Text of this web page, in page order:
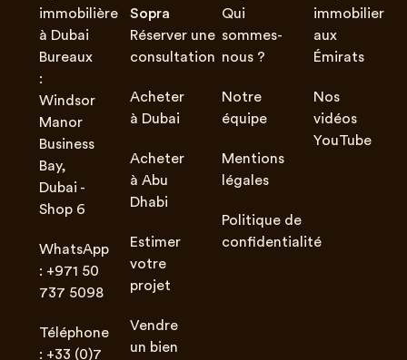
immobilière
à Dubai
Bureaux
:
Windsor
Manor
Business
Bay,
Dubai -
Shop 6
WhatsApp
: +971 50
737 5098
Téléphone
: +33 (0)7
Sopra
Réserver une
consultation
Acheter
à Dubai
Acheter
à Abu
Dhabi
Estimer
votre
projet
Vendre
un bien
Qui
sommes-
nous ?
Notre
équipe
Mentions
légales
Politique de
confidentialité
immobilier
aux
Émirats
Nos
vidéos
YouTube